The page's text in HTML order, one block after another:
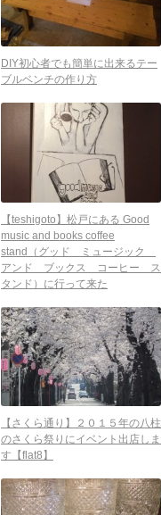
DIY初心者でも簡単に出来るテー
ブルベンチの作り方
【teshigoto】松戸にある Good
music and books coffee
stand（グッド ミュージック
アンド ブックス コーヒー ス
タンド）に行って来た
【さくら通り】２０１５年の八柱
のさくら祭りにイベント出店しま
す【flat8】